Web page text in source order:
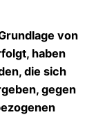
von
haben
die sich
gegen